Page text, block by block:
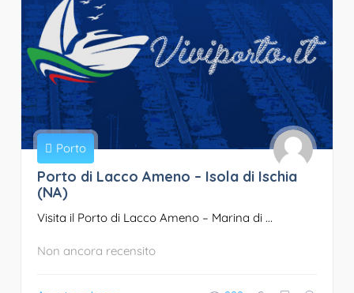
Porto
Porto di Lacco Ameno – Isola di Ischia
(NA)
Visita il Porto di Lacco Ameno – Marina di ...
Non ancora recensito